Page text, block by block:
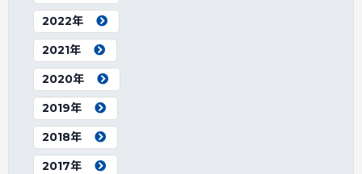
2022年
2021年
2020年
2019年
2018年
2017年